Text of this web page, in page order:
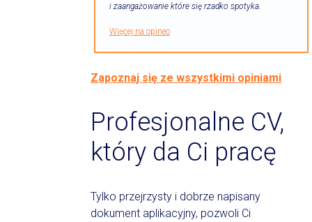
i zaangażowanie które się rzadko spotyka.
Więcej na opineo
Zapoznaj się ze wszystkimi opiniami
Profesjonalne CV,
który da Ci pracę
Tylko przejrzysty i dobrze napisany
dokument aplikacyjny, pozwoli Ci